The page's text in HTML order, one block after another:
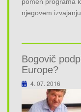
njegovem
Bogovič
Europe?
4. 07. 2016